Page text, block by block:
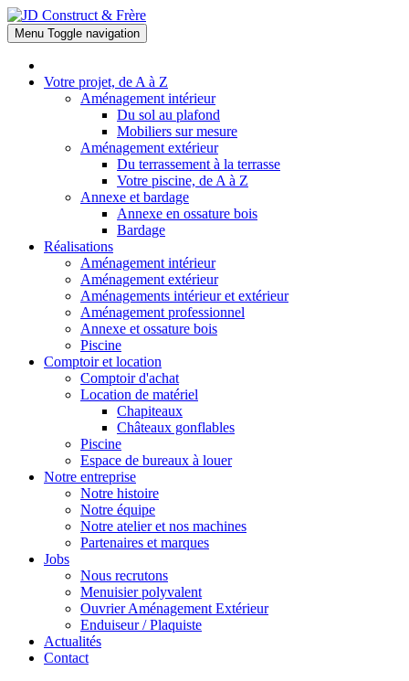
Menu Toggle navigation
Votre projet, de A à Z
Aménagement intérieur
Du sol au plafond
Mobiliers sur mesure
Aménagement extérieur
Du terrassement à la terrasse
Votre piscine, de A à Z
Annexe et bardage
Annexe en ossature bois
Bardage
Réalisations
Aménagement intérieur
Aménagement extérieur
Aménagements intérieur et extérieur
Aménagement professionnel
Annexe et ossature bois
Piscine
Comptoir et location
Comptoir d'achat
Location de matériel
Chapiteaux
Châteaux gonflables
Piscine
Espace de bureaux à louer
Notre entreprise
Notre histoire
Notre équipe
Notre atelier et nos machines
Partenaires et marques
Jobs
Nous recrutons
Menuisier polyvalent
Ouvrier Aménagement Extérieur
Enduiseur / Plaquiste
Actualités
Contact